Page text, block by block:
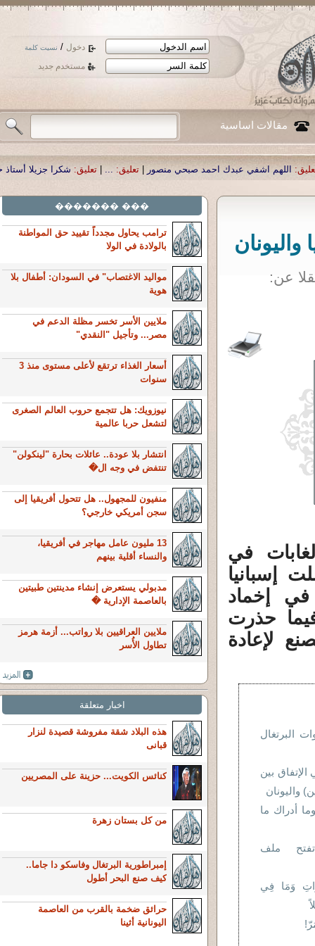
دخول / نسيت كلمة
مستخدم جديد
مقالات اساسية
احمد صبحي منصور|تعليق: ...
|تعليق: شكرا جزيلا أستاذ حمد الحمد .أكرمكم
في
إسبانيا
في إخماد
من 3 أيام، فيما حذرت
لإعادة
البرتغال
الإتفاق بين
واليونان
أدراك ما
ملف
وَمَا فِي
��� �������
ترامب يحاول مجدداً تقييد حق المواطنة
بالولادة في الولا
مواليد الاغتصاب" في السودان: أطفال بلا
هوية
ملايين الأسر تخسر مظلة الدعم في
مصر... وتأجيل "النقدي"
أسعار الغذاء ترتقع لأعلى مستوى منذ 3
سنوات
نيوزويك: هل تتجمع حروب العالم الصغرى
لتشعل حربا عالمية
انتشار بلا عودة.. عائلات بحارة "لينكولن"
تنتفض في وجه ال�
منفيون للمجهول.. هل تتحول أفريقيا إلى
سجن أمريكي خارجي؟
13 مليون عامل مهاجر في أفريقيا،
والنساء أقلية بينهم
مدبولي يستعرض إنشاء مدينتين طبيتين
بالعاصمة الإدارية �
ملايين العراقيين بلا رواتب... أزمة هرمز
تطاول الأُسر
اخبار متعلقة
هذه البلاد شقة مفروشة قصيدة لنزار
قبانى
كنائس الكويت... حزينة على المصريين
من كل بستان زهرة
إمبراطورية البرتغال وفاسكو دا جاما..
كيف صنع البحر أطول
حرائق ضخمة بالقرب من العاصمة
اليونانية أثينا